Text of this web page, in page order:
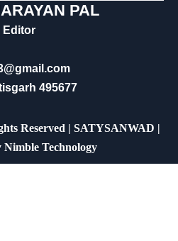
PAL
Editor
495677
Reserved | SATYSANWAD |
Nimble Technology